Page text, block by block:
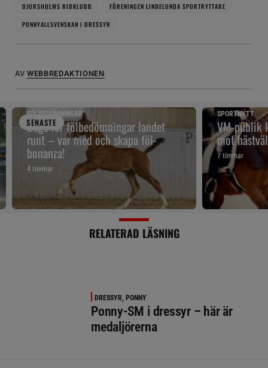
DJURSHOLMS RIDKLUBB
FÖRENINGEN LINDELUNDA SPORTRYTTARE
PONNYALLSVENSKAN I DRESSYR
AV WEBBREDAKTIONEN
SENASTE
FÖLBEDÖMNINGAR
Dags för fölbedömningar landet
runt – var med och skapa föl-
bonanza!
4 timmar
SPORTNYTT
VM-publik
mot
7 timmar
RELATERAD LÄSNING
DRESSYR, PONNY
Ponny-SM i dressyr – här är
medaljörerna